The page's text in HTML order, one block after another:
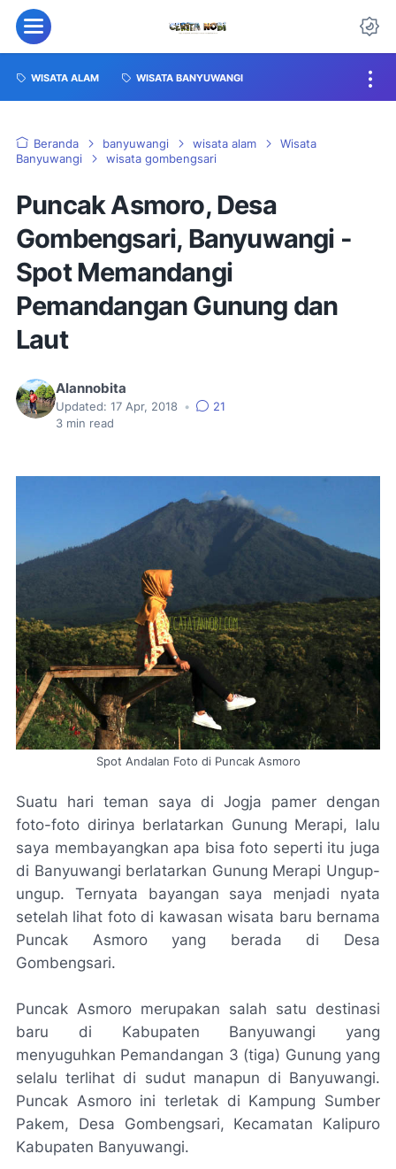
WISATA ALAM WISATA BANYUWANGI
Beranda banyuwangi wisata alam
Wisata
Banyuwangi
wisata gombengsari
Puncak Asmoro, Desa
Gombengsari, Banyuwangi -
Spot Memandangi
Pemandangan Gunung dan
Laut
Alannobita
Updated: 17 Apr, 2018 •
21
3 min read
Spot Andalan Foto di Puncak Asmoro
Suatu hari teman saya di Jogja pamer dengan
foto-foto dirinya berlatarkan Gunung Merapi, lalu
saya membayangkan apa bisa foto seperti itu juga
di Banyuwangi berlatarkan Gunung Merapi Ungup-
ungup. Ternyata bayangan saya menjadi nyata
setelah lihat foto di kawasan wisata baru bernama
Puncak Asmoro yang berada di Desa
Gombengsari.
Puncak Asmoro merupakan salah satu destinasi
baru di Kabupaten Banyuwangi yang
menyuguhkan Pemandangan 3 (tiga) Gunung yang
selalu terlihat di sudut manapun di Banyuwangi.
Puncak Asmoro ini terletak di Kampung Sumber
Pakem, Desa Gombengsari, Kecamatan Kalipuro
Kabupaten Banyuwangi.